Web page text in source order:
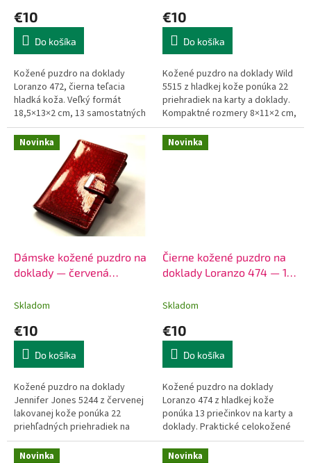
€10
Do košíka
Kožené puzdro na doklady
Loranzo 472, čierna teľacia
hladká koža. Veľký formát
18,5×13×2 cm, 13 samostatných
priečinkov na karty, preukazy a
doklady. Vhodné pre cestovný
pas,...
€10
Do košíka
Kožené puzdro na doklady Wild
5515 z hladkej kože ponúka 22
priehradiek na karty a doklady.
Kompaktné rozmery 8×11×2 cm,
zapínanie na cvok. Cena 10 €.
Novinka
Dámske kožené puzdro na
doklady — červená
Skladom
€10
Do košíka
Kožené puzdro na doklady
Jennifer Jones 5244 z červenej
lakovanej kože ponúka 22
priehľadných priehradiek na
karty. Kompaktné rozmery
8×11×2 cm, cena 10 €.
Novinka
Čierne kožené puzdro na
doklady Loranzo 474 — 12
Skladom
€10
Do košíka
Kožené puzdro na doklady
Loranzo 474 z hladkej kože
ponúka 13 priečinkov na karty a
doklady. Praktické celokožené
vyhotovenie s cvokom, 10 €,
doručenie do 24h.
Novinka Novinka